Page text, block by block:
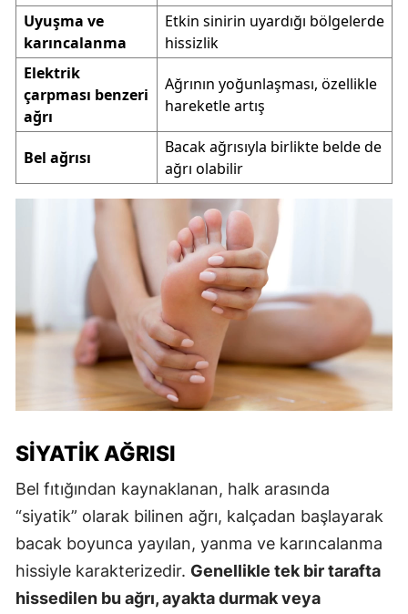
Uyuşma ve
karıncalanma
Etkin sinirin uyardığı bölgelerde
hissizlik
Elektrik
çarpması benzeri
ağrı
Ağrının yoğunlaşması, özellikle
hareketle artış
Bel ağrısı
Bacak ağrısıyla birlikte belde de
ağrı olabilir
SIYATIK AĞRISI
Bel fıtığından kaynaklanan, halk arasında
“siyatik” olarak bilinen ağrı, kalçadan başlayarak
bacak boyunca yayılan, yanma ve karıncalanma
hissiyle karakterizedir. Genellikle tek bir tarafta
hissedilen bu ağrı, ayakta durmak veya